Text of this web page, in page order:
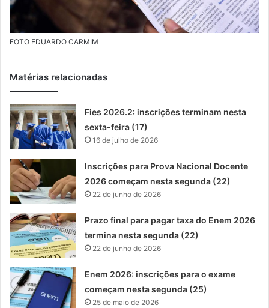
FOTO EDUARDO CARMIM
Matérias relacionadas
Fies 2026.2: inscrições terminam nesta
sexta-feira (17)
16 de julho de 2026
Inscrições para Prova Nacional Docente
2026 começam nesta segunda (22)
22 de junho de 2026
Prazo final para pagar taxa do Enem 2026
termina nesta segunda (22)
22 de junho de 2026
Enem 2026: inscrições para o exame
começam nesta segunda (25)
25 de maio de 2026